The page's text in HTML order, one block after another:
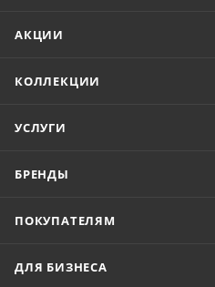
АКЦИИ
КОЛЛЕКЦИИ
УСЛУГИ
БРЕНДЫ
ПОКУПАТЕЛЯМ
ДЛЯ БИЗНЕСА